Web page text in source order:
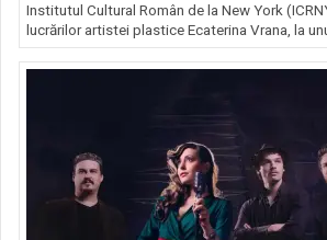
Institutul Cultural Român de la New York
lucrărilor artistei plastice Ecaterina Vrana, la